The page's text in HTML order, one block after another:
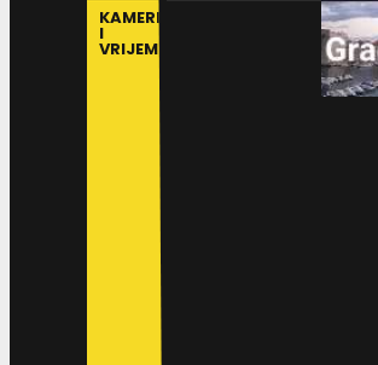
KAMERE
I
VRIJEME